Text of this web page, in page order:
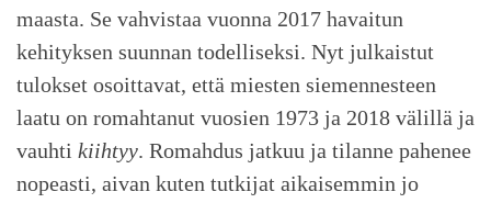
maasta. Se vahvistaa vuonna 2017 havaitun
kehityksen suunnan todelliseksi. Nyt julkaistut
tulokset osoittavat, että miesten siemennesteen
laatu on romahtanut vuosien 1973 ja 2018 välillä ja
vauhti kiihtyy. Romahdus jatkuu ja tilanne pahenee
nopeasti, aivan kuten tutkijat aikaisemmin jo